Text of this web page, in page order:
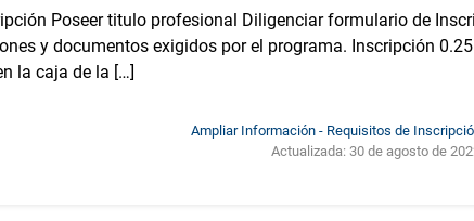
Poseer titulo profesional Diligenciar formulario de
y documentos exigidos por el programa. Inscripción 0.25
la caja de la […]
Ampliar Información - Requisitos de
Actualizada:30 de agosto de